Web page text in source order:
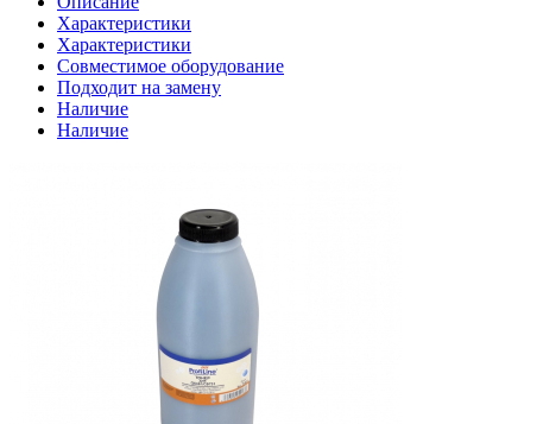
Характеристики
Характеристики
Совместимое оборудование
Подходит на замену
Наличие
Наличие